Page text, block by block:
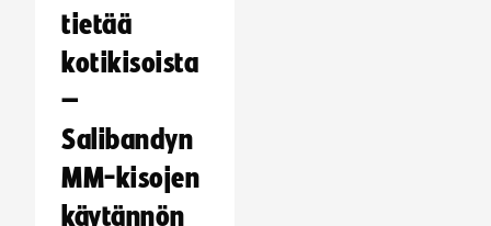
tietää
kotikisoista
–
Salibandyn
MM-kisojen
käytännön